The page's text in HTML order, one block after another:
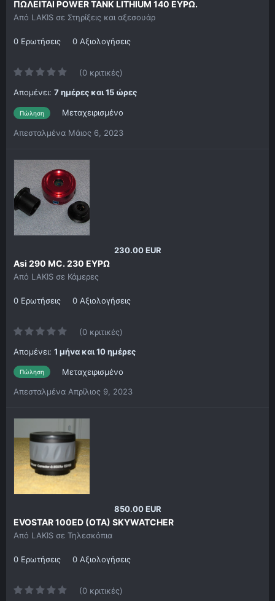
ΠΩΛΕΙΤΑΙ POWER ΤΑΝΚ LITHIUM 140 ΕΥΡΩ.
Από LAKIS σε Στηρίξεις και αξεσουάρ
0 Ερωτήσεις 0 Αξιολογήσεις
(0 κριτικές)
Απομένει: 7 ημέρες και 15 ώρες
Πώληση Μεταχειρισμένο
Απεσταλμένα Μάιος 6, 2023
230.00 EUR
Asi 290 MC. 230 ΕΥΡΩ
Από LAKIS σε Κάμερες
0 Ερωτήσεις 0 Αξιολογήσεις
(0 κριτικές)
Απομένει: 1 μήνα και 10 ημέρες
Πώληση Μεταχειρισμένο
Απεσταλμένα Απρίλιος 9, 2023
850.00 EUR
EVOSTAR 100ED (OTA) SKYWATCHER
Από LAKIS σε Τηλεσκόπια
0 Ερωτήσεις 0 Αξιολογήσεις
(0 κριτικές)